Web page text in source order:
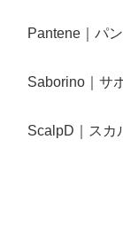
Pantene｜パ
Saborino｜サ
ScalpD｜スカ